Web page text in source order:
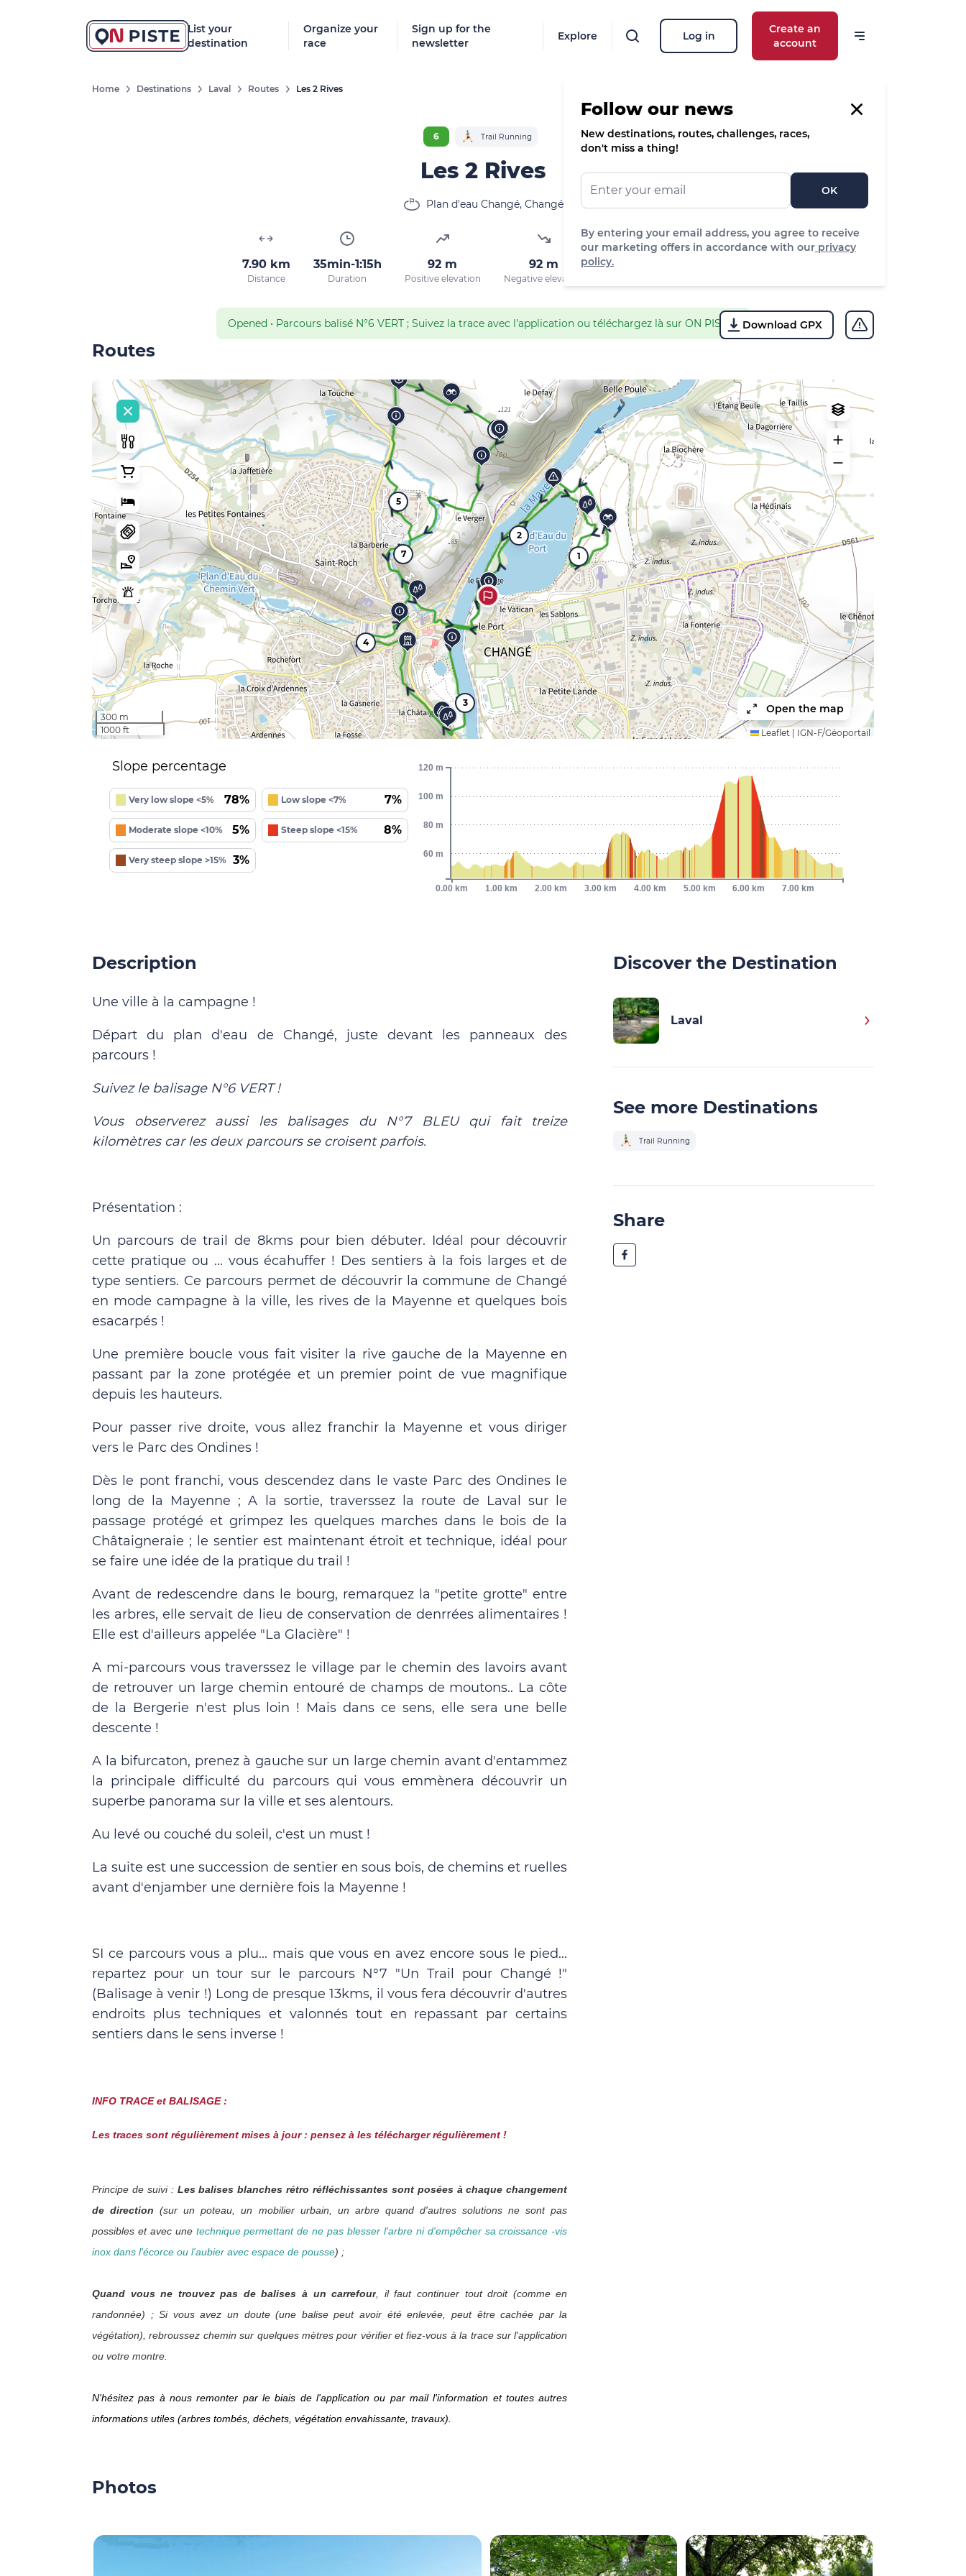
List your
destination
Organize your
race
Sign up for the
newsletter
Explore Log in
Create an
account
Follow our news
New destinations, routes, challenges, races,
don't miss a thing!
OK
By entering your email address, you agree to receive
our marketing offers in accordance with our privacy
policy.
Home Destinations Laval Routes Les 2 Rives
6 Trail Running
Les 2 Rives
Plan d'eau Changé, Changé
7.90 km
Distance
35min-1:15h
Duration
92 m
Positive elevation
92 m
Negative elevation
Opened • Parcours balisé N°6 VERT ; Suivez la trace avec l'application ou téléchargez là sur ON PISTE ! Download GPX
Routes
1
2
3
4
5
6
7
300 m
1000 ft
Open the map
Leaflet IGN-F/Géoportail
Slope percentage
Very low slope <5% 78% Low slope <7% 7%
Moderate slope <10% 5% Steep slope <15% 8%
Very steep slope >15% 3%
0.00 km 1.00 km 2.00 km 3.00 km 4.00 km 5.00 km 6.00 km 7.00 km
60 m
80 m
100 m
120 m
Description
Une ville à la campagne !
Départ du plan d'eau de Changé, juste devant les panneaux des
parcours !
Suivez le balisage N°6 VERT !
Vous observerez aussi les balisages du N°7 BLEU qui fait treize
kilomètres car les deux parcours se croisent parfois.
Présentation :
Un parcours de trail de 8kms pour bien débuter. Idéal pour découvrir
cette pratique ou ... vous écahuffer ! Des sentiers à la fois larges et de
type sentiers. Ce parcours permet de découvrir la commune de Changé
en mode campagne à la ville, les rives de la Mayenne et quelques bois
esacarpés !
Une première boucle vous fait visiter la rive gauche de la Mayenne en
passant par la zone protégée et un premier point de vue magnifique
depuis les hauteurs.
Pour passer rive droite, vous allez franchir la Mayenne et vous diriger
vers le Parc des Ondines !
Dès le pont franchi, vous descendez dans le vaste Parc des Ondines le
long de la Mayenne ; A la sortie, traverssez la route de Laval sur le
passage protégé et grimpez les quelques marches dans le bois de la
Châtaigneraie ; le sentier est maintenant étroit et technique, idéal pour
se faire une idée de la pratique du trail !
Avant de redescendre dans le bourg, remarquez la "petite grotte" entre
les arbres, elle servait de lieu de conservation de denrrées alimentaires !
Elle est d'ailleurs appelée "La Glacière" !
A mi-parcours vous traverssez le village par le chemin des lavoirs avant
de retrouver un large chemin entouré de champs de moutons.. La côte
de la Bergerie n'est plus loin ! Mais dans ce sens, elle sera une belle
descente !
A la bifurcaton, prenez à gauche sur un large chemin avant d'entammez
la principale difficulté du parcours qui vous emmènera découvrir un
superbe panorama sur la ville et ses alentours.
Au levé ou couché du soleil, c'est un must !
La suite est une succession de sentier en sous bois, de chemins et ruelles
avant d'enjamber une dernière fois la Mayenne !
SI ce parcours vous a plu... mais que vous en avez encore sous le pied...
repartez pour un tour sur le parcours N°7 "Un Trail pour Changé !"
(Balisage à venir !) Long de presque 13kms, il vous fera découvrir d'autres
endroits plus techniques et valonnés tout en repassant par certains
sentiers dans le sens inverse !
INFO TRACE et BALISAGE :
Les traces sont régulièrement mises à jour : pensez à les télécharger régulièrement !
Principe de suivi : Les balises blanches rétro réfléchissantes sont posées à chaque changement
de direction (sur un poteau, un mobilier urbain, un arbre quand d'autres solutions ne sont pas
possibles et avec une technique permettant de ne pas blesser l'arbre ni d'empêcher sa croissance -vis
inox dans l'écorce ou l'aubier avec espace de pousse) ;
Quand vous ne trouvez pas de balises à un carrefour , il faut continuer tout droit (comme en
randonnée) ; Si vous avez un doute (une balise peut avoir été enlevée, peut être cachée par la
végétation), rebroussez chemin sur quelques mètres pour vérifier et fiez-vous à la trace sur l'application
ou votre montre.
N'hésitez pas à nous remonter par le biais de l'application ou par mail l'information et toutes autres
informations utiles (arbres tombés, déchets, végétation envahissante, travaux).
Discover the Destination
Laval
See more Destinations
Trail Running
Share
Photos